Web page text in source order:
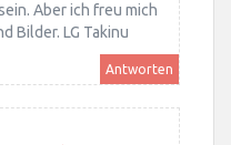
Aber ich freu mich
Bilder. LG Takinu
Antworten